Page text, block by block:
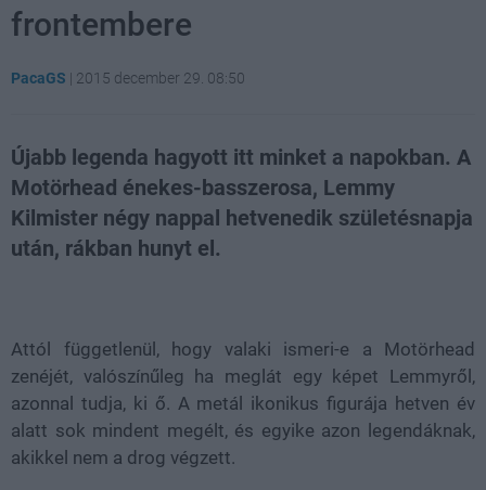
frontembere
PacaGS | 2015 december 29. 08:50
Újabb legenda hagyott itt minket a napokban. A
Motörhead énekes-basszerosa, Lemmy
Kilmister négy nappal hetvenedik születésnapja
után, rákban hunyt el.
Attól függetlenül, hogy valaki ismeri-e a Motörhead
zenéjét, valószínűleg ha meglát egy képet Lemmyről,
azonnal tudja, ki ő. A metál ikonikus figurája hetven év
alatt sok mindent megélt, és egyike azon legendáknak,
akikkel nem a drog végzett.